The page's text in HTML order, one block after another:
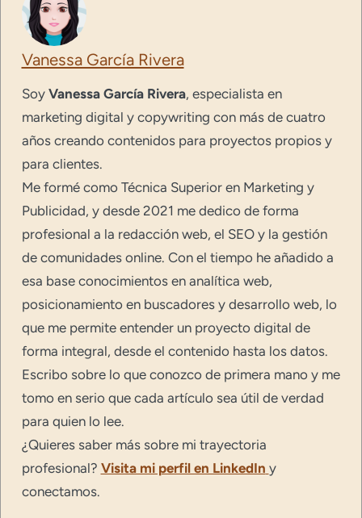
Vanessa García Rivera
Soy Vanessa García Rivera, especialista en
marketing digital y copywriting con más de cuatro
años creando contenidos para proyectos propios y
para clientes.
Me formé como Técnica Superior en Marketing y
Publicidad, y desde 2021 me dedico de forma
profesional a la redacción web, el SEO y la gestión
de comunidades online. Con el tiempo he añadido a
esa base conocimientos en analítica web,
posicionamiento en buscadores y desarrollo web, lo
que me permite entender un proyecto digital de
forma integral, desde el contenido hasta los datos.
Escribo sobre lo que conozco de primera mano y me
tomo en serio que cada artículo sea útil de verdad
para quien lo lee.
¿Quieres saber más sobre mi trayectoria
profesional? Visita mi perfil en LinkedIn y
conectamos.